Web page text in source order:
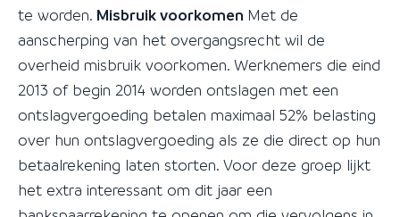
te worden. Misbruik voorkomen Met de
aanscherping van het overgangsrecht wil de
overheid misbruik voorkomen. Werknemers die eind
2013 of begin 2014 worden ontslagen met een
ontslagvergoeding betalen maximaal 52% belasting
over hun ontslagvergoeding als ze die direct op hun
betaalrekening laten storten. Voor deze groep lijkt
het extra interessant om dit jaar een